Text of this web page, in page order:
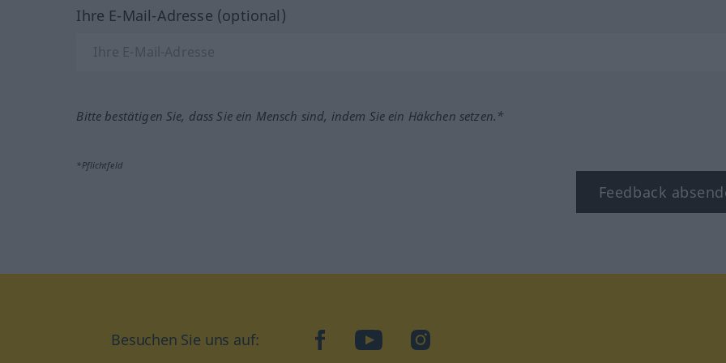
Ihre E-Mail-Adresse (optional)
Bitte bestätigen Sie, dass Sie ein Mensch sind, indem Sie ein Häkchen setzen.*
*Pflichtfeld
Feedback
Besuchen Sie uns auf: facebookYouTubeInstagram